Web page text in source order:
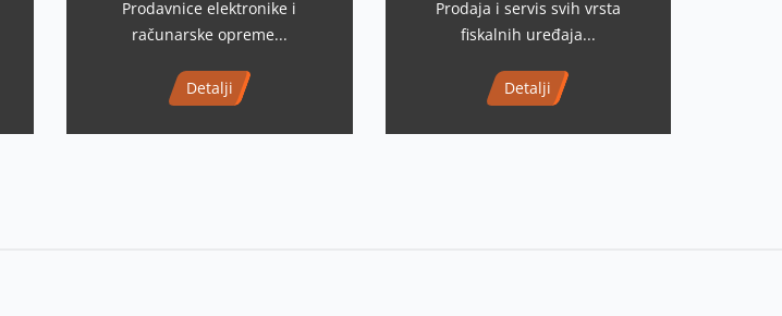
Prodavnice elektronike i
računarske opreme...
Detalji
Prodaja i servis svih vrsta
fiskalnih uređaja...
Detalji